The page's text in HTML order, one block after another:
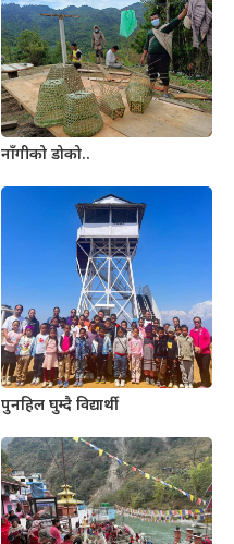
नाँगीको डोको..
पुनहिल घुम्दै विद्यार्थी